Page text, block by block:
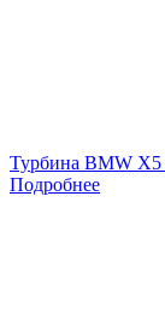
Турбина BMW X5
Подробнее